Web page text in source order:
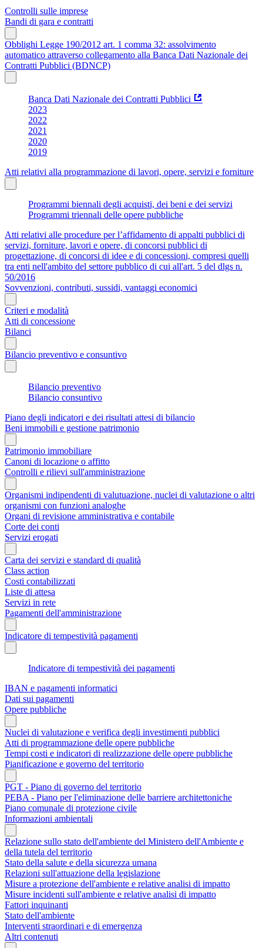
Controlli sulle imprese
Bandi di gara e contratti
Obblighi Legge 190/2012 art. 1 comma 32: assolvimento
automatico attraverso collegamento alla Banca Dati Nazionale dei
Contratti Pubblici (BDNCP)
Banca Dati Nazionale dei Contratti Pubblici
2023
2022
2021
2020
2019
Atti relativi alla programmazione di lavori, opere, servizi e forniture
Programmi biennali degli acquisti, dei beni e dei servizi
Programmi triennali delle opere pubbliche
Atti relativi alle procedure per l’affidamento di appalti pubblici di
servizi, forniture, lavori e opere, di concorsi pubblici di
progettazione, di concorsi di idee e di concessioni, compresi quelli
tra enti nell'ambito del settore pubblico di cui all'art. 5 del dlgs n.
50/2016
Sovvenzioni, contributi, sussidi, vantaggi economici
Criteri e modalità
Atti di concessione
Bilanci
Bilancio preventivo e consuntivo
Bilancio preventivo
Bilancio consuntivo
Piano degli indicatori e dei risultati attesi di bilancio
Beni immobili e gestione patrimonio
Patrimonio immobiliare
Canoni di locazione o affitto
Controlli e rilievi sull'amministrazione
Organismi indipendenti di valutuazione, nuclei di valutazione o altri
organismi con funzioni analoghe
Organi di revisione amministrativa e contabile
Corte dei conti
Servizi erogati
Carta dei servizi e standard di qualità
Class action
Costi contabilizzati
Liste di attesa
Servizi in rete
Pagamenti dell'amministrazione
Indicatore di tempestività pagamenti
Indicatore di tempestività dei pagamenti
IBAN e pagamenti informatici
Dati sui pagamenti
Opere pubbliche
Nuclei di valutazione e verifica degli investimenti pubblici
Atti di programmazione delle opere pubbliche
Tempi costi e indicatori di realizzazione delle opere pubbliche
Pianificazione e governo del territorio
PGT - Piano di governo del territorio
PEBA - Piano per l'eliminazione delle barriere architettoniche
Piano comunale di protezione civile
Informazioni ambientali
Relazione sullo stato dell'ambiente del Ministero dell'Ambiente e
della tutela del territorio
Stato della salute e della sicurezza umana
Relazioni sull'attuazione della legislazione
Misure a protezione dell'ambiente e relative analisi di impatto
Misure incidenti sull'ambiente e relative analisi di impatto
Fattori inquinanti
Stato dell'ambiente
Interventi straordinari e di emergenza
Altri contenuti